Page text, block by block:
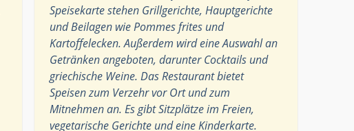
Speisekarte stehen Grillgerichte, Hauptgerichte
und Beilagen wie Pommes frites und
Kartoffelecken. Außerdem wird eine Auswahl an
Getränken angeboten, darunter Cocktails und
griechische Weine. Das Restaurant bietet
Speisen zum Verzehr vor Ort und zum
Mitnehmen an. Es gibt Sitzplätze im Freien,
vegetarische Gerichte und eine Kinderkarte.